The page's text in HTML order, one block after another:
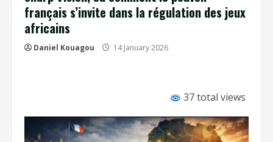
français s’invite dans la régulation des jeux
africains
Daniel Kouagou 14 January 2026
37 total views